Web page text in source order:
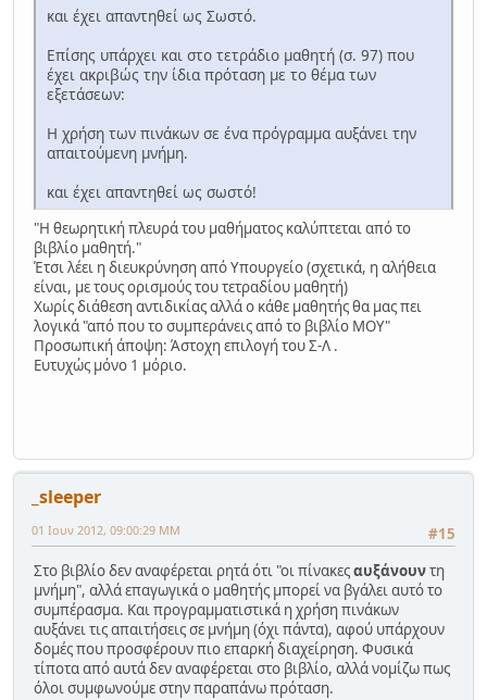
και έχει απαντηθεί ως Σωστό.
Επίσης υπάρχει και στο τετράδιο μαθητή (σ. 97) που
έχει ακριβώς την ίδια πρόταση με το θέμα των
εξετάσεων:
Η χρήση των πινάκων σε ένα πρόγραμμα αυξάνει την
απαιτούμενη μνήμη.
και έχει απαντηθεί ως σωστό!
"Η θεωρητική πλευρά του μαθήματος καλύπτεται από το
βιβλίο μαθητή."
Έτσι λέει η διευκρύνηση από Υπουργείο (σχετικά, η αλήθεια
είναι, με τους ορισμούς του τετραδίου μαθητή)
Χωρίς διάθεση αντιδικίας αλλά ο κάθε μαθητής θα μας πει
λογικά "από που το συμπεράνεις από το βιβλίο ΜΟΥ"
Προσωπική άποψη: Άστοχη επιλογή του Σ-Λ .
Ευτυχώς μόνο 1 μόριο.
_sleeper
#15
01 Ιουν 2012, 09:00:29 ΜΜ
Στο βιβλίο δεν αναφέρεται ρητά ότι "οι πίνακεςαυξάνουντη
μνήμη", αλλά επαγωγικά ο μαθητής μπορεί να βγάλει αυτό το
συμπέρασμα. Και προγραμματιστικά η χρήση πινάκων
αυξάνει τις απαιτήσεις σε μνήμη (όχι πάντα), αφού υπάρχουν
δομές που προσφέρουν πιο επαρκή διαχείρηση. Φυσικά
τίποτα από αυτά δεν αναφέρεται στο βιβλίο, αλλά νομίζω πως
όλοι συμφωνούμε στην παραπάνω πρόταση.